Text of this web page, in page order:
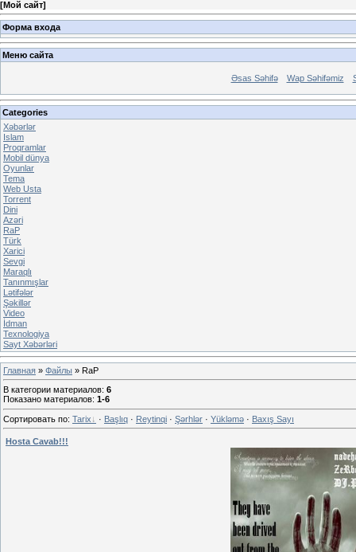
[Мой сайт]
Форма входа
Меню сайта
Əsas Səhifə Wap Səhifəmiz
Categories
Xəbərlər
Islam
Proqramlar
Mobil dünya
Oyunlar
Tema
Web Usta
Torrent
Dini
Azəri
RaP
Türk
Xarici
Sevgi
Maraqlı
Tanınmışlar
Lətifələr
Şəkillər
Video
İdman
Texnologiya
Sayt Xəbərləri
Главная » Файлы » RaP
В категории материалов: 6
Показано материалов: 1-6
Сортировать по: Tarix · Başlıq · Reytinqi · Şərhlər · Yükləmə · Baxış Sayı
Hosta Cavab!!!